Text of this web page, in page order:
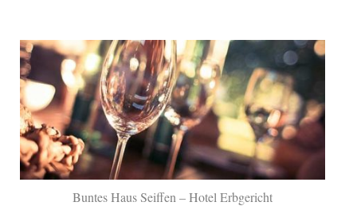
Buntes Haus Seiffen – Hotel Erbgericht